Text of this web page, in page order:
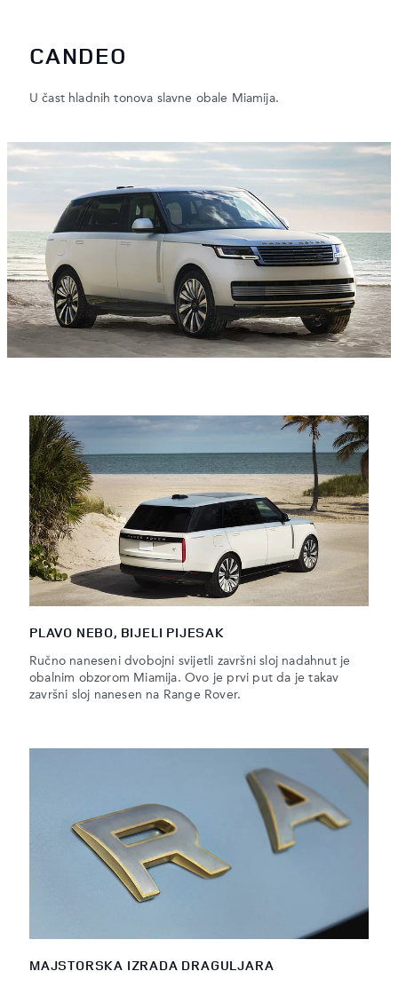
CANDEO
U čast hladnih tonova slavne obale Miamija.
PLAVO NEBO, BIJELI PIJESAK
Ručno naneseni dvobojni svijetli završni sloj nadahnut je
obalnim obzorom Miamija. Ovo je prvi put da je takav
završni sloj nanesen na Range Rover.
MAJSTORSKA IZRADA DRAGULJARA